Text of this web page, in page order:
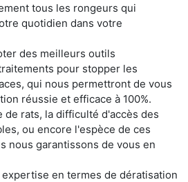
tous les rongeurs qui
quotidien dans votre
des meilleurs outils
pour stopper les
qui nous permettront de vous
réussie et efficace à 100%.
de rats, la difficulté d'accès des
ou encore l'espèce de ces
nous garantissons de vous en
en termes de dératisation